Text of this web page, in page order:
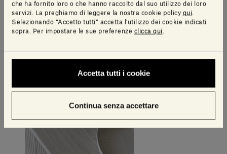
che ha fornito loro o che hanno raccolto dal suo utilizzo dei loro
servizi. La preghiamo di leggere la nostra cookie policy qui.
Selezionando “Accetto tutti” accetta l’utilizzo dei cookie indicati
sopra. Per impostare le sue preferenze clicca qui.
Accetta tutti i cookie
Continua senza accettare